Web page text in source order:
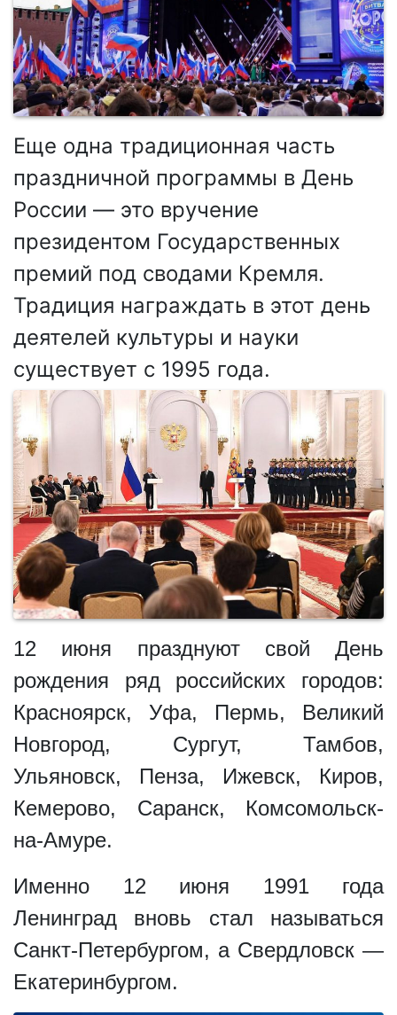
Еще одна традиционная часть
праздничной программы в День
России — это вручение
президентом Государственных
премий под сводами Кремля.
Традиция награждать в этот день
деятелей культуры и науки
существует с 1995 года.
12 июня празднуют свой День
рождения ряд российских городов:
Красноярск, Уфа, Пермь, Великий
Новгород, Сургут, Тамбов,
Ульяновск, Пенза, Ижевск, Киров,
Кемерово, Саранск, Комсомольск-
на-Амуре.
Именно 12 июня 1991 года
Ленинград вновь стал называться
Санкт-Петербургом, а Свердловск —
Екатеринбургом.